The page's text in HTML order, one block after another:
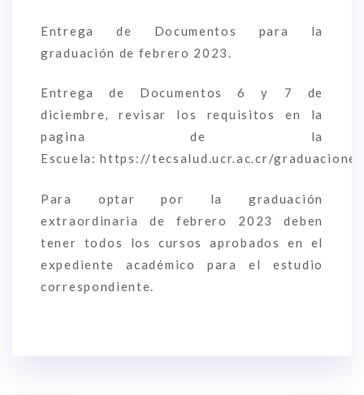
Entrega de Documentos para la
graduación de febrero 2023.
Entrega de Documentos 6 y 7 de
diciembre, revisar los requisitos en la
pagina de la
Escuela:https://tecsalud.ucr.ac.cr/
Para optar por la graduación
extraordinaria de febrero 2023 deben
tener todos los cursos aprobados en el
expediente académico para el estudio
correspondiente.